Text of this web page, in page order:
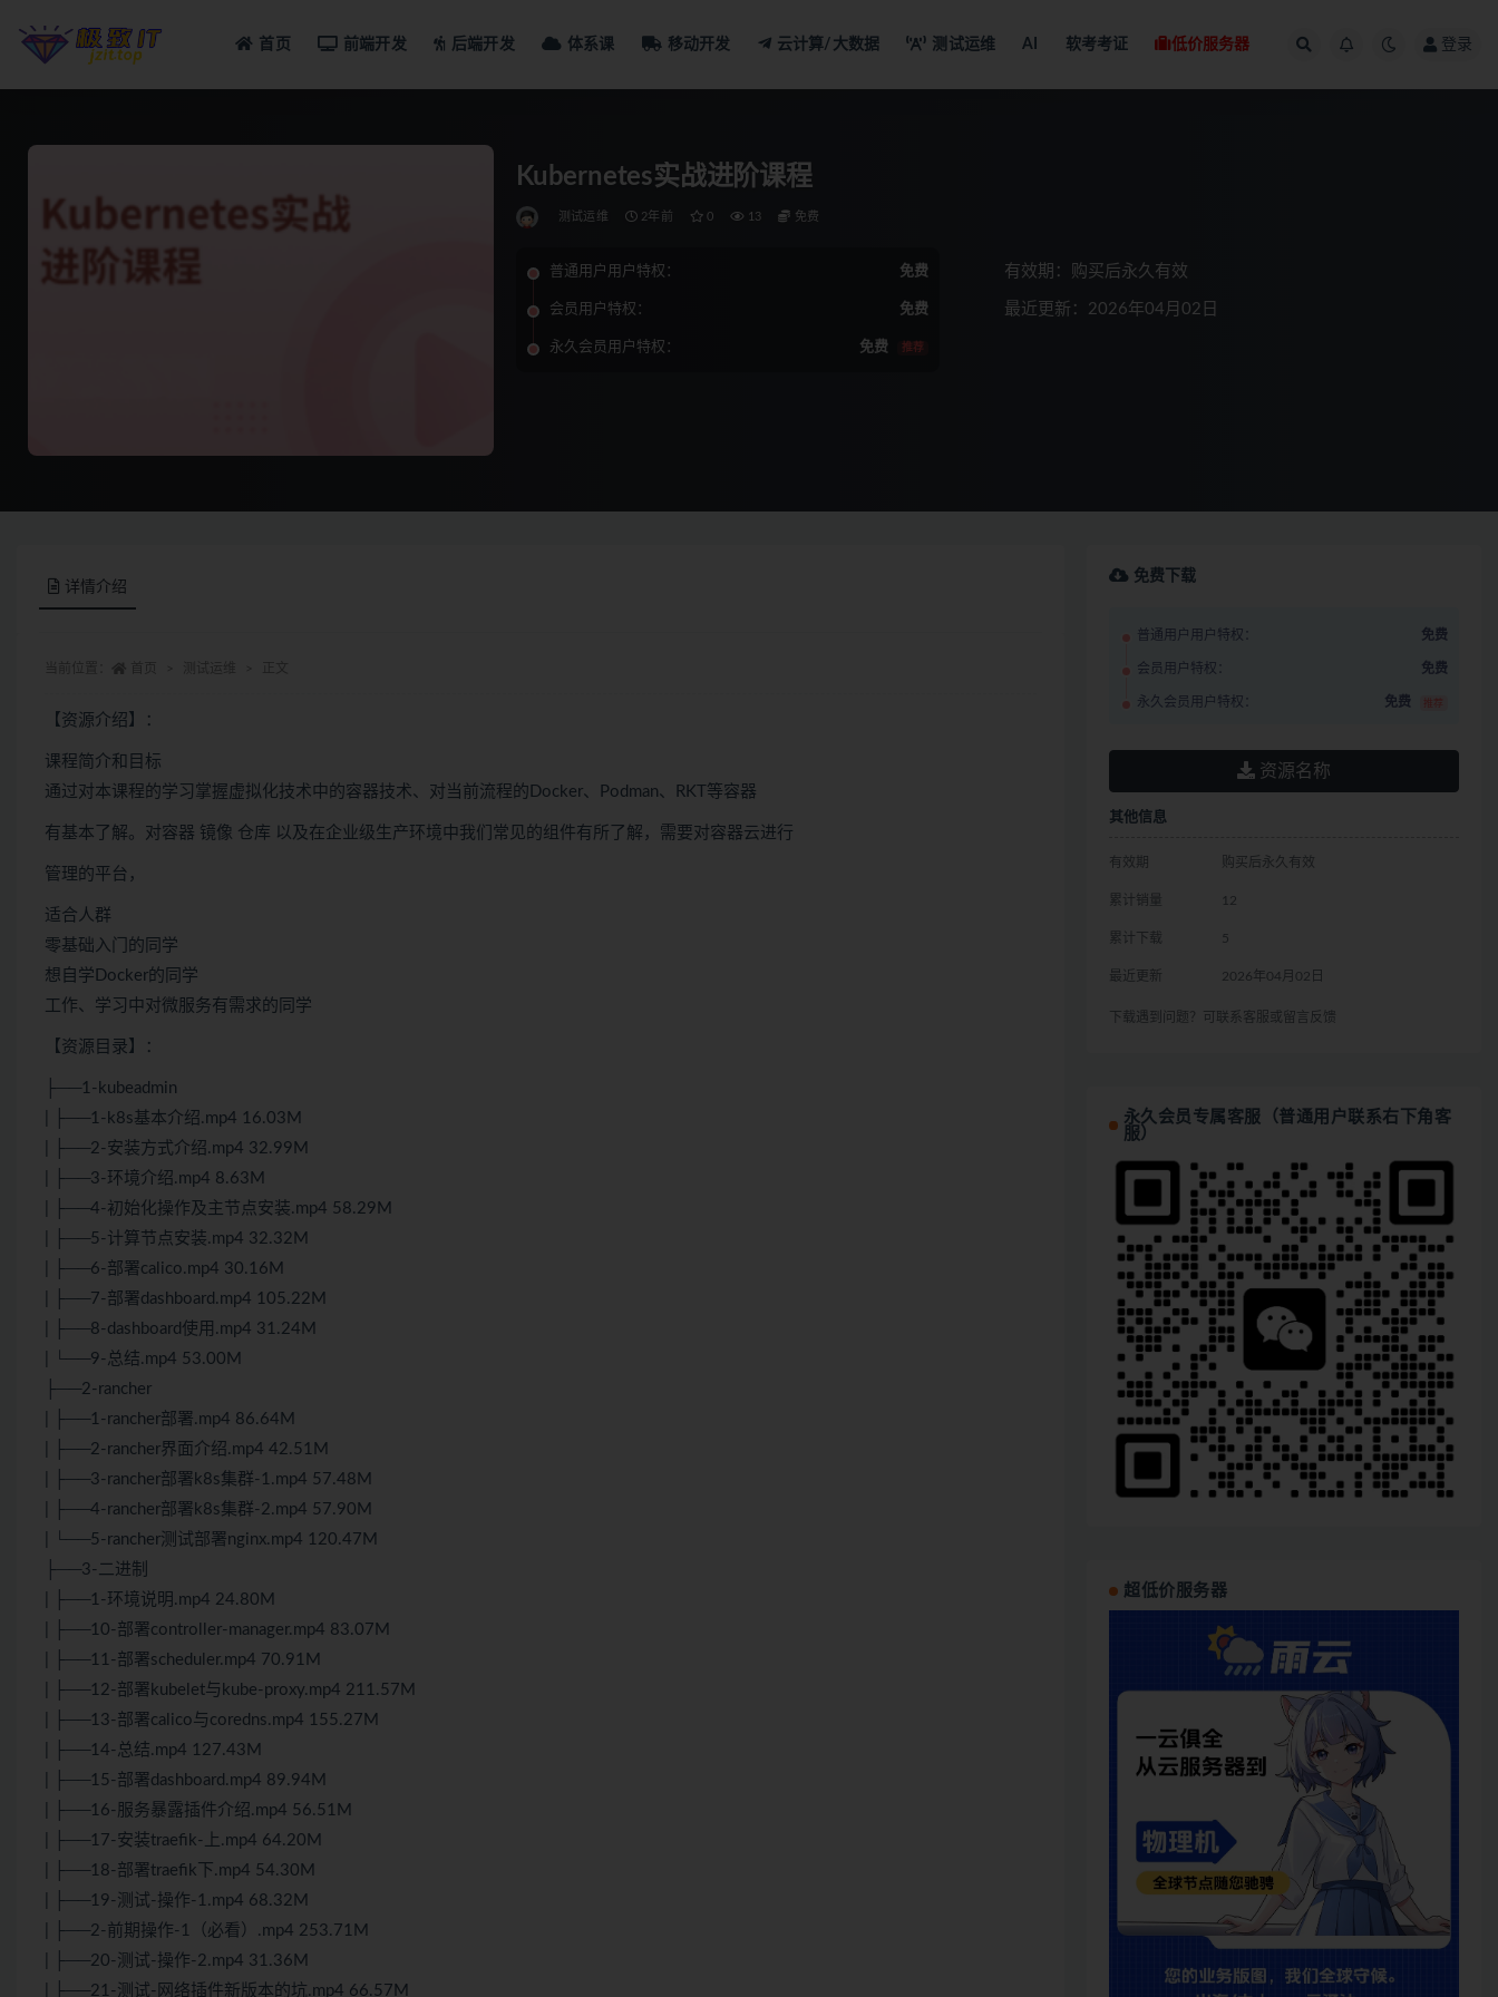
首页 前端开发 后端开发 体系课 移动开发 云计算/大数据 测试运维 AI 软考考证 低价服务器 登录
Kubernetes实战进阶课程
测试运维 2年前 0 13 免费
普通用户用户特权： 免费
会员用户特权： 免费
永久会员用户特权： 免费 推荐
有效期：购买后永久有效
最近更新：2026年04月02日
详情介绍
【资源介绍】：
课程简介和目标
通过对本课程的学习掌握虚拟化技术中的容器技术、对当前流程的Docker、Podman、RKT等容器
有基本了解。对容器 镜像 仓库 以及在企业级生产环境中我们常见的组件有所了解，需要对容器云进行
管理的平台，
适合人群
零基础入门的同学
想自学Docker的同学
工作、学习中对微服务有需求的同学
【资源目录】：
├──1-kubeadmin
| ├──1-k8s基本介绍.mp4 16.03M
| ├──2-安装方式介绍.mp4 32.99M
| ├──3-环境介绍.mp4 8.63M
| ├──4-初始化操作及主节点安装.mp4 58.29M
| ├──5-计算节点安装.mp4 32.32M
| ├──6-部署calico.mp4 30.16M
| ├──7-部署dashboard.mp4 105.22M
| ├──8-dashboard使用.mp4 31.24M
| └──9-总结.mp4 53.00M
├──2-rancher
| ├──1-rancher部署.mp4 86.64M
| ├──2-rancher界面介绍.mp4 42.51M
| ├──3-rancher部署k8s集群-1.mp4 57.48M
| ├──4-rancher部署k8s集群-2.mp4 57.90M
| └──5-rancher测试部署nginx.mp4 120.47M
├──3-二进制
| ├──1-环境说明.mp4 24.80M
| ├──10-部署controller-manager.mp4 83.07M
| ├──11-部署scheduler.mp4 70.91M
| ├──12-部署kubelet与kube-proxy.mp4 211.57M
| ├──13-部署calico与coredns.mp4 155.27M
| ├──14-总结.mp4 127.43M
| ├──15-部署dashboard.mp4 89.94M
| ├──16-服务暴露插件介绍.mp4 56.51M
| ├──17-安装traefik-上.mp4 64.20M
| ├──18-部署traefik下.mp4 54.30M
| ├──19-测试-操作-1.mp4 68.32M
| ├──2-前期操作-1（必看）.mp4 253.71M
| ├──20-测试-操作-2.mp4 31.36M
| ├──21-测试-网络插件新版本的坑.mp4 66.57M
免费下载
普通用户用户特权： 免费
会员用户特权： 免费
永久会员用户特权： 免费 推荐
资源名称
其他信息
有效期 购买后永久有效
累计销量 12
累计下载 5
最近更新 2026年04月02日
下载遇到问题？可联系客服或留言反馈
永久会员专属客服（普通用户联系右下角客
服）
超低价服务器